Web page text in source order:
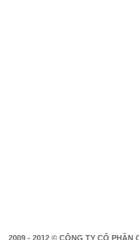
2009 - 2012 © CÔNG TY CỔ PHẦN